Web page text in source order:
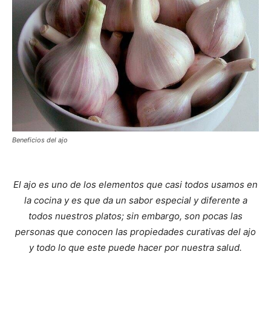
Beneficios del ajo
El ajo es uno de los elementos que casi todos usamos en
la cocina y es que da un sabor especial y diferente a
todos nuestros platos; sin embargo, son pocas las
personas que conocen las propiedades curativas del ajo
y todo lo que este puede hacer por nuestra salud.